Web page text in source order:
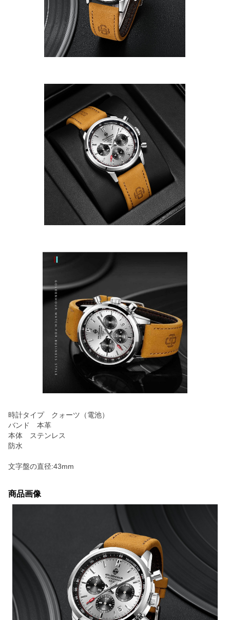
時計タイプ クォーツ（電池）
バンド 本革
本体 ステンレス
防水
文字盤の直径:43mm
商品画像